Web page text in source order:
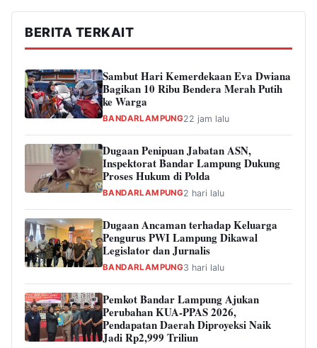
BERITA TERKAIT
Sambut Hari Kemerdekaan Eva Dwiana
Bagikan 10 Ribu Bendera Merah Putih
ke Warga
BANDARLAMPUNG22 jam lalu
Dugaan Penipuan Jabatan ASN,
Inspektorat Bandar Lampung Dukung
Proses Hukum di Polda
BANDARLAMPUNG2 hari lalu
Dugaan Ancaman terhadap Keluarga
Pengurus PWI Lampung Dikawal
Legislator dan Jurnalis
BANDARLAMPUNG3 hari lalu
Pemkot Bandar Lampung Ajukan
Perubahan KUA-PPAS 2026,
Pendapatan Daerah Diproyeksi Naik
Jadi Rp2,999 Triliun